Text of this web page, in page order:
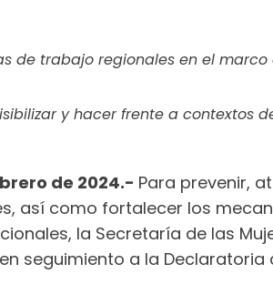
de trabajo regionales en el
y hacer frente a contextos
de 2024.- Para prevenir,
así como fortalecer los
la Secretaría de las
seguimiento a la Declaratoria